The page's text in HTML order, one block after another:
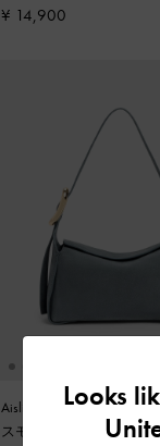
¥ 14,900
Aislin アシュリン ショル
スモーキーブルー
Looks